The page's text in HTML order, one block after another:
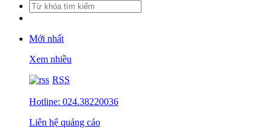
Mới nhất
Xem nhiều
RSS
Hotline: 024.38220036
Liên hệ quảng cáo